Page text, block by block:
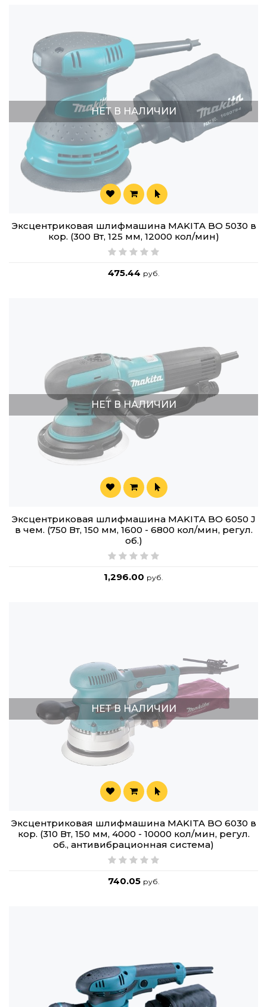
НЕТ В НАЛИЧИИ
Эксцентриковая шлифмашина MAKITA BO 5030 в
кор. (300 Вт, 125 мм, 12000 кол/мин)
475.44 руб.
НЕТ В НАЛИЧИИ
Эксцентриковая шлифмашина MAKITA BO 6050 J
в чем. (750 Вт, 150 мм, 1600 - 6800 кол/мин, регул.
об.)
1,296.00 руб.
НЕТ В НАЛИЧИИ
Эксцентриковая шлифмашина MAKITA BO 6030 в
кор. (310 Вт, 150 мм, 4000 - 10000 кол/мин, регул.
об., антивибрационная система)
740.05 руб.